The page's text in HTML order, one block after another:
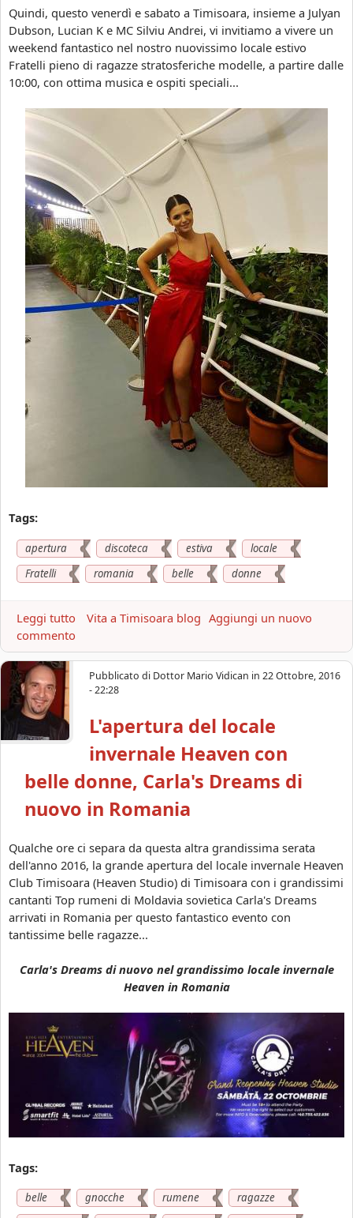
Quindi, questo venerdì e sabato a Timisoara, insieme a Julyan
Dubson, Lucian K e MC Silviu Andrei, vi invitiamo a vivere un
weekend fantastico nel nostro nuovissimo locale estivo
Fratelli pieno di ragazze stratosferiche modelle, a partire dalle
10:00, con ottima musica e ospiti speciali...
Tags:
apertura discoteca estiva
locale
Fratelli
romania belle donne
Leggi tutto
o
2
0
7
L
'
a
p
e
t
a
d
e
o
c
a
e
s
Vita a Timisoara blog Aggiungi un nuovo
commento
Pubblicato di Dottor Mario Vidican in 22 Ottobre, 2016
- 22:28
L'apertura del locale
invernale Heaven con
belle donne, Carla's Dreams di
nuovo in Romania
Qualche ore ci separa da questa altra grandissima serata
dell'anno 2016, la grande apertura del locale invernale Heaven
Club Timisoara (Heaven Studio) di Timisoara con i grandissimi
cantanti Top rumeni di Moldavia sovietica Carla's Dreams
arrivati in Romania per questo fantastico evento con
tantissime belle ragazze...
Carla's Dreams di nuovo nel grandissimo locale invernale
Heaven in Romania
Tags:
belle gnocche rumene
ragazze